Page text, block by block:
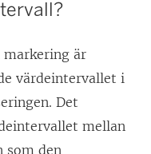
)
är
värdeintervallet i
Det
mellan
som den